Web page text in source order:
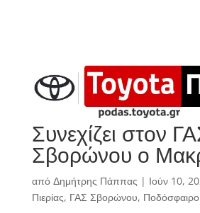
Συνεχίζει στον
Σβορώνου ο
από Δημήτρης Πάππας | Ιούν 10,
Πιερίας, ΓΑΣ Σβορώνου, Ποδόσφαιρο